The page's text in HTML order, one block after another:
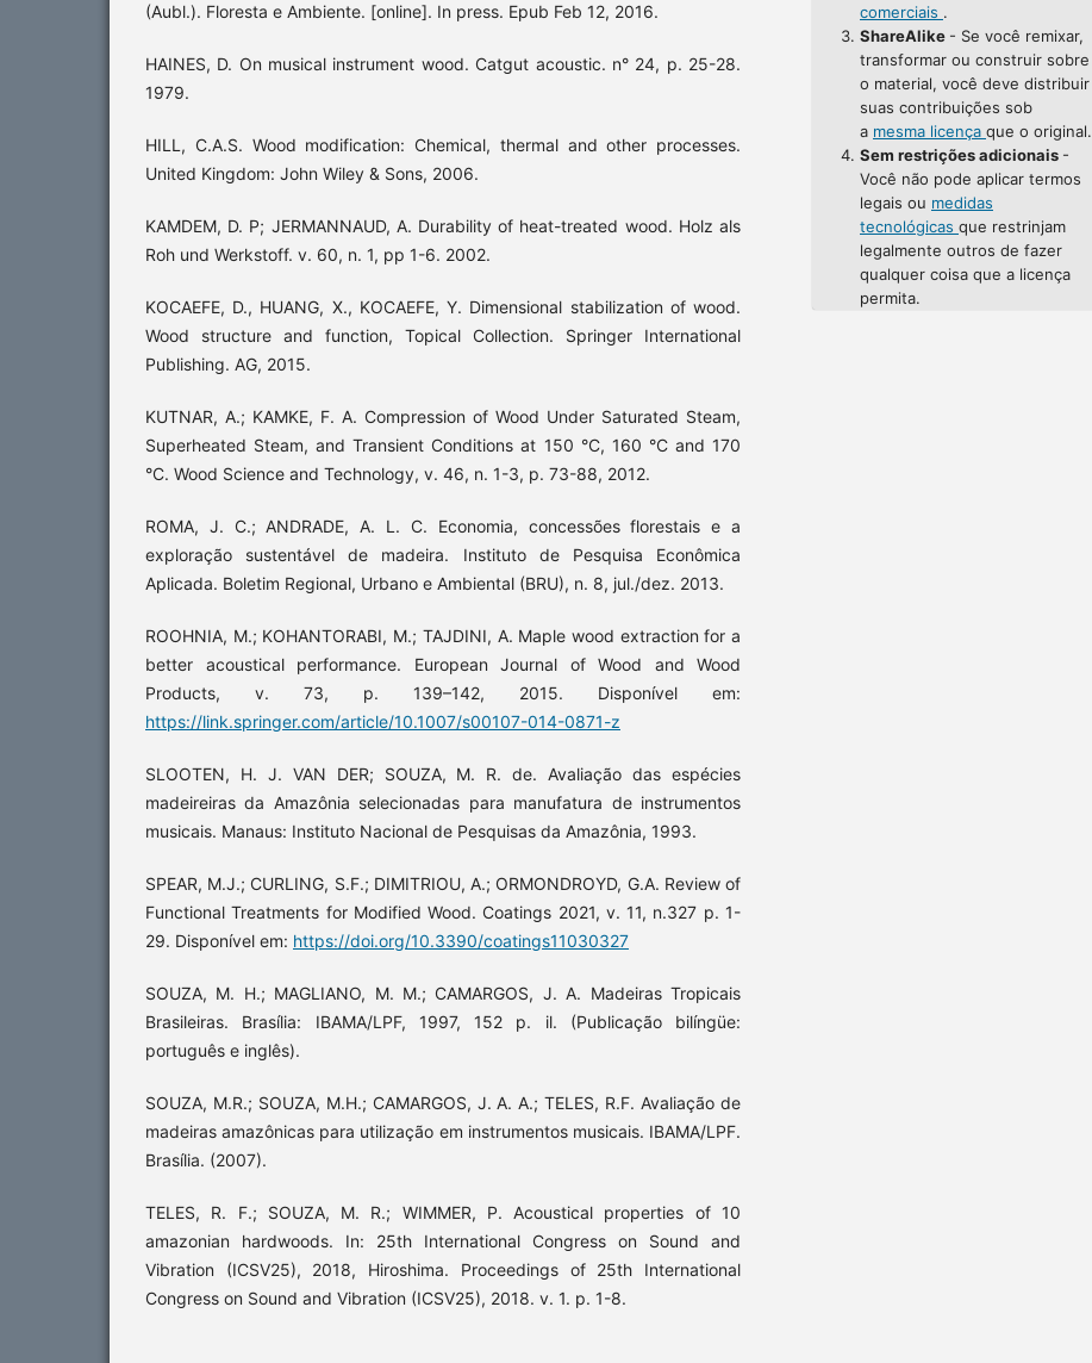
(Aubl.). Floresta e Ambiente. [online]. In press. Epub Feb 12, 2016.
HAINES, D. On musical instrument wood. Catgut acoustic. n° 24, p. 25-28.
1979.
HILL, C.A.S. Wood modification: Chemical, thermal and other processes.
United Kingdom: John Wiley & Sons, 2006.
KAMDEM, D. P; JERMANNAUD, A. Durability of heat-treated wood. Holz als
Roh und Werkstoff. v. 60, n. 1, pp 1-6. 2002.
KOCAEFE, D., HUANG, X., KOCAEFE, Y. Dimensional stabilization of wood.
Wood structure and function, Topical Collection. Springer International
Publishing. AG, 2015.
KUTNAR, A.; KAMKE, F. A. Compression of Wood Under Saturated Steam,
Superheated Steam, and Transient Conditions at 150 °C, 160 °C and 170
°C. Wood Science and Technology, v. 46, n. 1-3, p. 73-88, 2012.
ROMA, J. C.; ANDRADE, A. L. C. Economia, concessões florestais e a
exploração sustentável de madeira. Instituto de Pesquisa Econômica
Aplicada. Boletim Regional, Urbano e Ambiental (BRU), n. 8, jul./dez. 2013.
ROOHNIA, M.; KOHANTORABI, M.; TAJDINI, A. Maple wood extraction for a
better acoustical performance. European Journal of Wood and Wood
Products, v. 73, p. 139–142, 2015. Disponível em:
https://link.springer.com/article/10.1007/s00107-014-0871-z
SLOOTEN, H. J. VAN DER; SOUZA, M. R. de. Avaliação das espécies
madeireiras da Amazônia selecionadas para manufatura de instrumentos
musicais. Manaus: Instituto Nacional de Pesquisas da Amazônia, 1993.
SPEAR, M.J.; CURLING, S.F.; DIMITRIOU, A.; ORMONDROYD, G.A. Review of
Functional Treatments for Modified Wood. Coatings 2021, v. 11, n.327 p. 1-
29. Disponível em: https://doi.org/10.3390/coatings11030327
SOUZA, M. H.; MAGLIANO, M. M.; CAMARGOS, J. A. Madeiras Tropicais
Brasileiras. Brasília: IBAMA/LPF, 1997, 152 p. il. (Publicação bilíngüe:
português e inglês).
SOUZA, M.R.; SOUZA, M.H.; CAMARGOS, J. A. A.; TELES, R.F. Avaliação de
madeiras amazônicas para utilização em instrumentos musicais. IBAMA/LPF.
Brasília. (2007).
TELES, R. F.; SOUZA, M. R.; WIMMER, P. Acoustical properties of 10
amazonian hardwoods. In: 25th International Congress on Sound and
Vibration (ICSV25), 2018, Hiroshima. Proceedings of 25th International
Congress on Sound and Vibration (ICSV25), 2018. v. 1. p. 1-8.
comerciais .
ShareAlike - Se você remixar,
transformar ou construir sobre
o material, você deve distribuir
suas contribuições sob
a mesma licença que o original.
Sem restrições adicionais -
Você não pode aplicar termos
legais ou medidas
tecnológicas que restrinjam
legalmente outros de fazer
qualquer coisa que a licença
permita.